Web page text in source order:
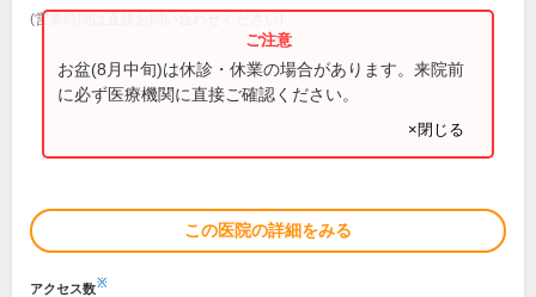
(営業時間は直接お問い合わせください)
お盆(8月中旬)は休診・休業の場合があります。来院前
に必ず医療機関に直接ご確認ください。
×閉じる
この医院の詳細をみる
アクセス数※